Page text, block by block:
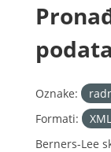
Oznake:
Formati:
XML
Berners-Lee